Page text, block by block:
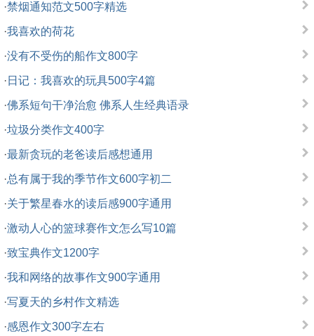
·禁烟通知范文500字精选
·我喜欢的荷花
·没有不受伤的船作文800字
· 日记：我喜欢的玩具500字4篇
·佛系短句干净治愈 佛系人生经典语录
·垃圾分类作文400字
·最新贪玩的老爸读后感想通用
·总有属于我的季节作文600字初二
·关于繁星春水的读后感900字通用
·激动人心的篮球赛作文怎么写10篇
·致宝典作文1200字
·我和网络的故事作文900字通用
·写夏天的乡村作文精选
·感恩作文300字左右